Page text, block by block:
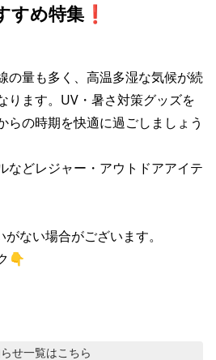
すめ特集❗
の量も多く、高温多湿な気候が続
ります。UV・暑さ対策グッズを
らの時期を快適に過ごしましょう
などレジャー・アウトドアアイテ
ない場合がございます。
👇
せ一覧はこちら